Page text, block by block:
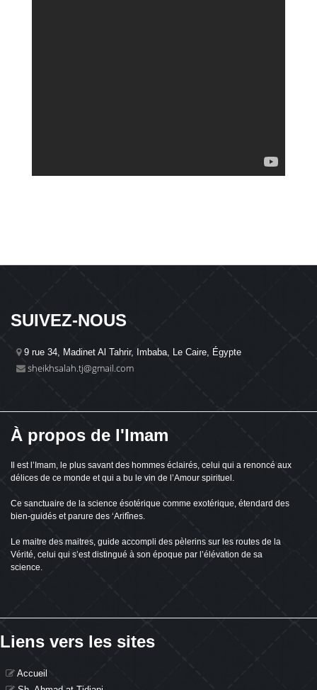
SUIVEZ-NOUS
9 rue 34, Madinet Al Tahrir, Imbaba, Le Caire, Égypte
sheikhsalah.tj@gmail.com
À propos de l'Imam
Il est l’Imam, le plus savant des hommes éclairés, celui qui a renoncé aux
délices de ce monde et qui a bu le vin de l’Amour spirituel.
Ce sanctuaire de la science ésotérique comme exotérique, étendard des
bien-guidés et parure des ‘Arifînes.
Le maitre des maitres, guide accompli des pèlerins sur les routes de la
Vérité, celui qui s’est distingué à son époque par l’élévation de sa
science.
Liens vers les sites
Accueil